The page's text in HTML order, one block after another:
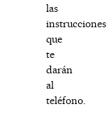
las
instrucciones
que
te
darán
al
teléfono.